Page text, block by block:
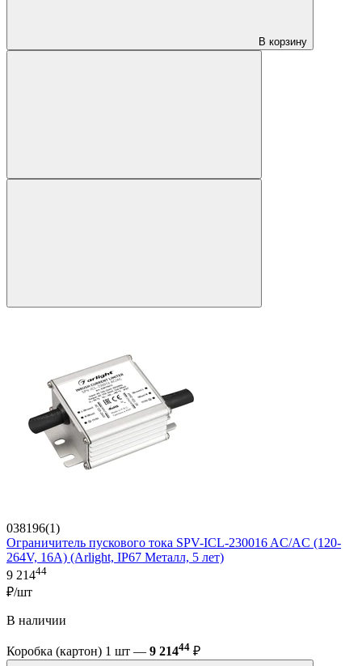
В корзину
038196(1)
Ограничитель пускового тока SPV-ICL-230016 AC/AC (120-
264V, 16A) (Arlight, IP67 Металл, 5 лет)
9 21444
₽/шт
В наличии
Коробка (картон) 1 шт — 9 21444 ₽